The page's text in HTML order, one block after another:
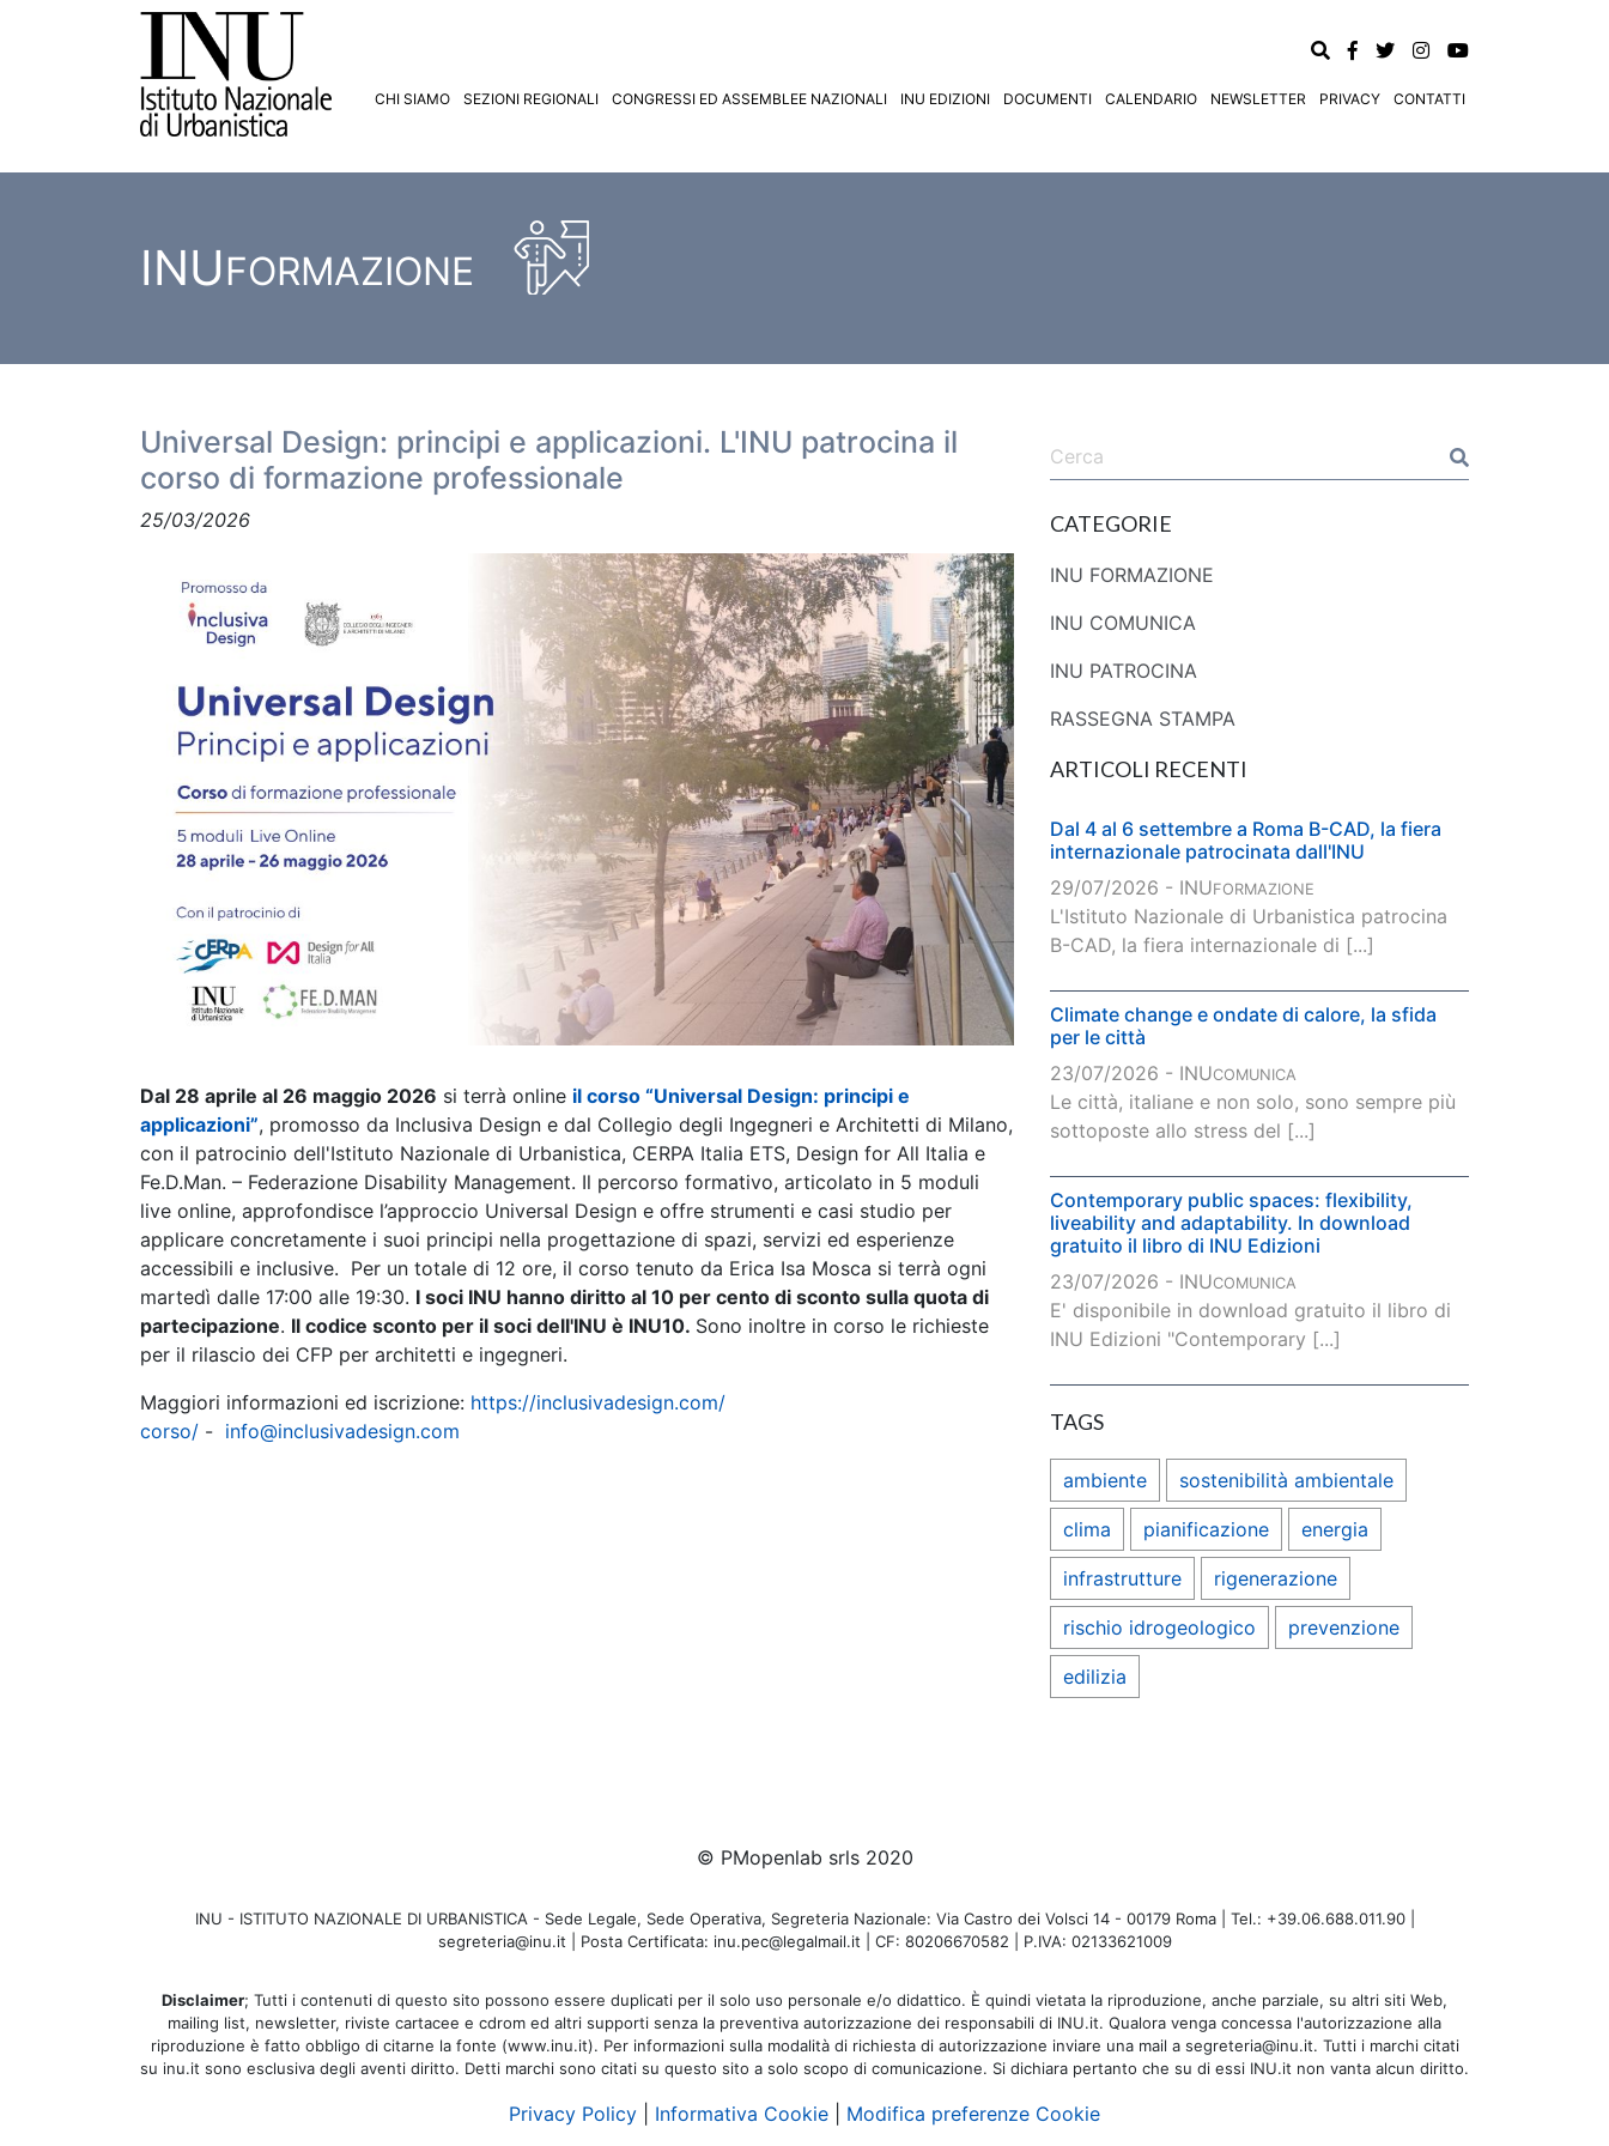
CHI SIAMO SEZIONI REGIONALI CONGRESSI ED ASSEMBLEE NAZIONALI INU EDIZIONI DOCUMENTI CALENDARIO NEWSLETTER PRIVACY CONTATTI
INUFORMAZIONE
Universal Design: principi e applicazioni. L'INU patrocina il
corso di formazione professionale
25/03/2026
Dal 28 aprile al 26 maggio 2026 si terrà online il corso “Universal Design: principi e
applicazioni”, promosso da Inclusiva Design e dal Collegio degli Ingegneri e Architetti di Milano,
con il patrocinio dell'Istituto Nazionale di Urbanistica, CERPA Italia ETS, Design for All Italia e
Fe.D.Man. – Federazione Disability Management. Il percorso formativo, articolato in 5 moduli
live online, approfondisce l’approccio Universal Design e offre strumenti e casi studio per
applicare concretamente i suoi principi nella progettazione di spazi, servizi ed esperienze
accessibili e inclusive. Per un totale di 12 ore, il corso tenuto da Erica Isa Mosca si terrà ogni
martedì dalle 17:00 alle 19:30. I soci INU hanno diritto al 10 per cento di sconto sulla quota di
partecipazione. Il codice sconto per il soci dell'INU è INU10. Sono inoltre in corso le richieste
per il rilascio dei CFP per architetti e ingegneri.
Maggiori informazioni ed iscrizione: https://inclusivadesign.com/
corso/ - info@inclusivadesign.com
CATEGORIE
INU FORMAZIONE
INU COMUNICA
INU PATROCINA
RASSEGNA STAMPA
ARTICOLI RECENTI
Dal 4 al 6 settembre a Roma B-CAD, la fiera
internazionale patrocinata dall'INU
29/07/2026 - INUFORMAZIONE
L'Istituto Nazionale di Urbanistica patrocina
B-CAD, la fiera internazionale di [...]
Climate change e ondate di calore, la sfida
per le città
23/07/2026 - INUCOMUNICA
Le città, italiane e non solo, sono sempre più
sottoposte allo stress del [...]
Contemporary public spaces: flexibility,
liveability and adaptability. In download
gratuito il libro di INU Edizioni
23/07/2026 - INUCOMUNICA
E' disponibile in download gratuito il libro di
INU Edizioni "Contemporary [...]
TAGS
ambiente sostenibilità ambientale
clima pianificazione energia
infrastrutture rigenerazione
rischio idrogeologico prevenzione
edilizia
© PMopenlab srls 2020
INU - ISTITUTO NAZIONALE DI URBANISTICA - Sede Legale, Sede Operativa, Segreteria Nazionale: Via Castro dei Volsci 14 - 00179 Roma | Tel.: +39.06.688.011.90 |
segreteria@inu.it | Posta Certificata: inu.pec@legalmail.it | CF: 80206670582 | P.IVA: 02133621009
Disclaimer; Tutti i contenuti di questo sito possono essere duplicati per il solo uso personale e/o didattico. È quindi vietata la riproduzione, anche parziale, su altri siti Web,
mailing list, newsletter, riviste cartacee e cdrom ed altri supporti senza la preventiva autorizzazione dei responsabili di INU.it. Qualora venga concessa l'autorizzazione alla
riproduzione è fatto obbligo di citarne la fonte (www.inu.it). Per informazioni sulla modalità di richiesta di autorizzazione inviare una mail a segreteria@inu.it. Tutti i marchi citati
su inu.it sono esclusiva degli aventi diritto. Detti marchi sono citati su questo sito a solo scopo di comunicazione. Si dichiara pertanto che su di essi INU.it non vanta alcun diritto.
Privacy Policy Informativa Cookie Modifica preferenze Cookie